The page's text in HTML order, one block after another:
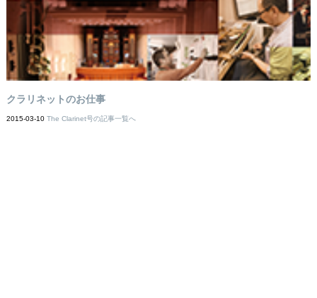
クラリネットのお仕事
2015-03-10 The Clarinet号の記事一覧へ